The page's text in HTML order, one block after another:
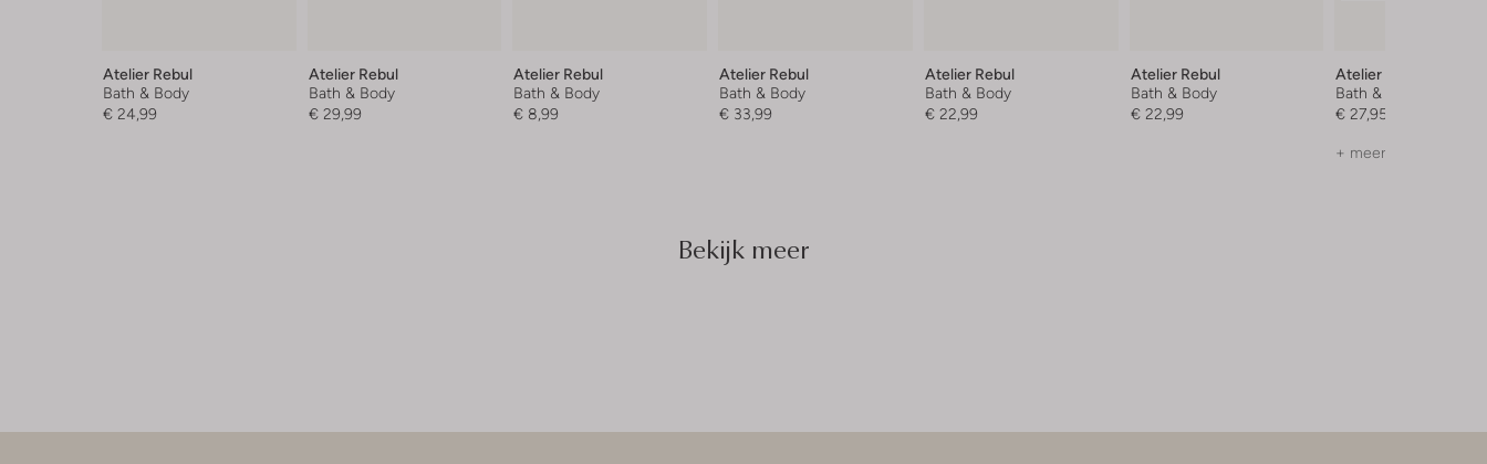
Atelier Rebul
Bath & Body
€ 24,99
Atelier Rebul
Bath & Body
€ 29,99
Atelier Rebul
Bath & Body
€ 8,99
Atelier Rebul
Bath & Body
€ 33,99
Atelier Rebul
Bath & Body
€ 22,99
Atelier Rebul
Bath & Body
€ 22,99
Atelier Rebul
Bath & Body
€ 27,95
+ meer kleuren
Bekijk meer